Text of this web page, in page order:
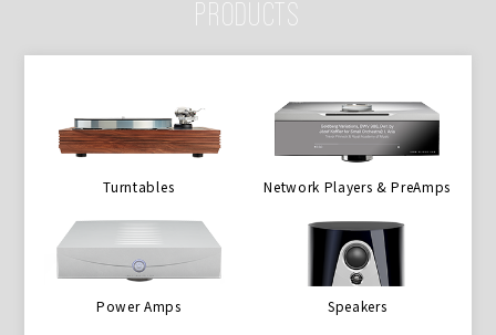
PRODUCTS
Turntables Network Players & PreAmps
Power Amps Speakers